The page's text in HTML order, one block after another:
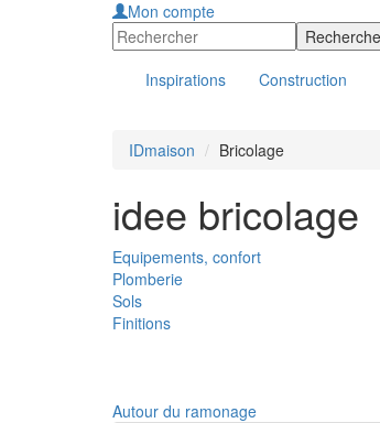
Mon compte
Inspirations Construction
IDmaison Bricolage
idee bricolage
Equipements, confort
Plomberie
Sols
Finitions
Autour du ramonage